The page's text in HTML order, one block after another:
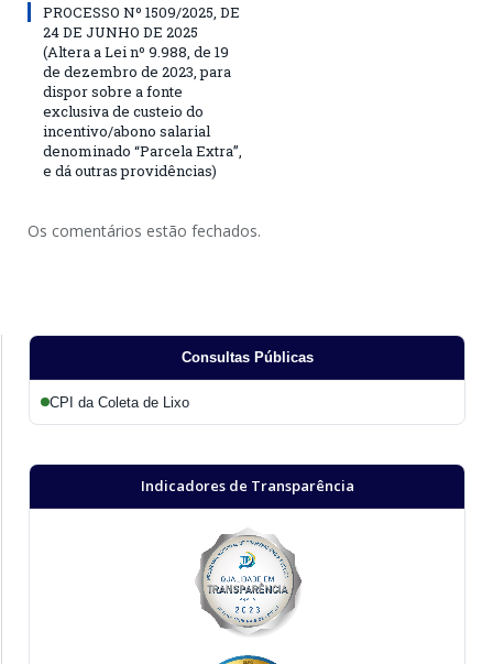
PROCESSO Nº 1509/2025, DE
24 DE JUNHO DE 2025
(Altera a Lei nº 9.988, de 19
de dezembro de 2023, para
dispor sobre a fonte
exclusiva de custeio do
incentivo/abono salarial
denominado “Parcela Extra”,
e dá outras providências)
Os comentários estão fechados.
Consultas Públicas
CPI da Coleta de Lixo
Indicadores de Transparência